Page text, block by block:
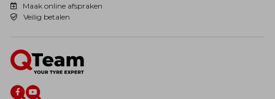
Maak online afspraken
Veilig betalen